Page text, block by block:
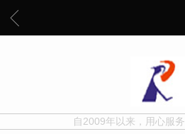
自2009年以来，用心服